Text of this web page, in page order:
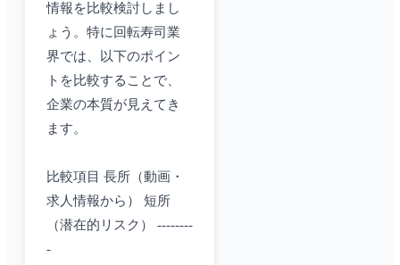
情報を比較検討しまし
ょう。特に回転寿司業
界では、以下のポイン
トを比較することで、
企業の本質が見えてき
ます。
比較項目 長所（動画・
求人情報から） 短所
（潜在的リスク） --------
-